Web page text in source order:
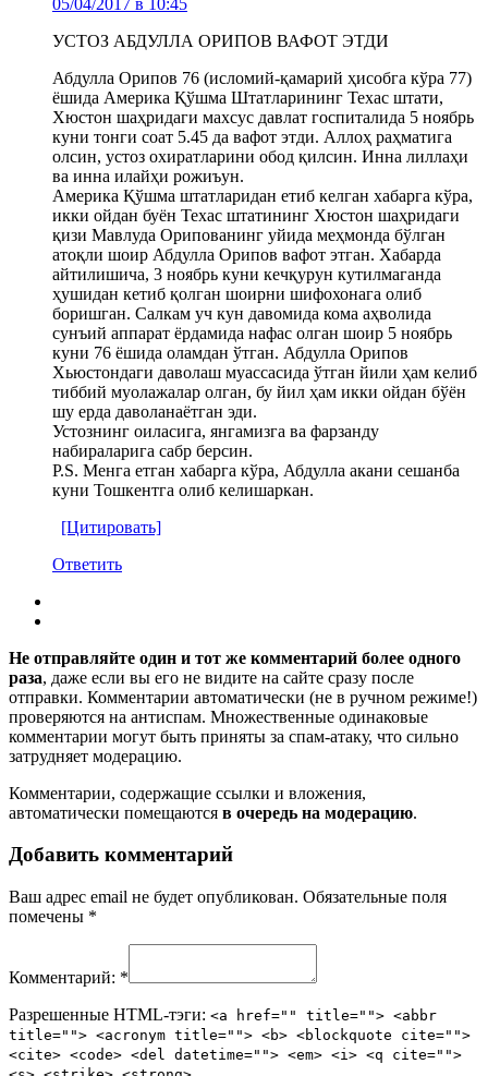
УСТОЗ АБДУЛЛА ОРИПОВ ВАФОТ ЭТДИ
Абдулла Орипов 76 (исломий-қамарий ҳисобга кўра 77)
ёшида Америка Қўшма Штатларининг Техас штати,
Хюстон шаҳридаги махсус давлат госпиталида 5 ноябрь
куни тонги соат 5.45 да вафот этди. Аллоҳ раҳматига
олсин, устоз охиратларини обод қилсин. Инна лиллаҳи
ва инна илайҳи рожиъун.
Америка Қўшма штатларидан етиб келган хабарга кўра,
икки ойдан буён Техас штатининг Хюстон шаҳридаги
қизи Мавлуда Орипованинг уйида меҳмонда бўлган
атоқли шоир Абдулла Орипов вафот этган. Хабарда
айтилишича, 3 ноябрь куни кечқурун кутилмаганда
ҳушидан кетиб қолган шоирни шифохонага олиб
боришган. Салкам уч кун давомида кома аҳволида
сунъий аппарат ёрдамида нафас олган шоир 5 ноябрь
куни 76 ёшида оламдан ўтган. Абдулла Орипов
Хьюстондаги даволаш муассасида ўтган йили ҳам келиб
тиббий муолажалар олган, бу йил ҳам икки ойдан бўён
шу ерда даволанаётган эди.
Устознинг оиласига, янгамизга ва фарзанду
набираларига сабр берсин.
Р.Ѕ. Менга етган хабарга кўра, Абдулла акани сешанба
куни Тошкентга олиб келишаркан.
[Цитировать]
Ответить
Не отправляйте один и тот же комментарий более одного
раза, даже если вы его не видите на сайте сразу после
отправки. Комментарии автоматически (не в ручном режиме!)
проверяются на антиспам. Множественные одинаковые
комментарии могут быть приняты за спам-атаку, что сильно
затрудняет модерацию.
Комментарии, содержащие ссылки и вложения,
автоматически помещаются в очередь на модерацию.
Добавить комментарий
Ваш адрес email не будет опубликован. Обязательные поля
помечены *
Комментарий: *
Разрешенные HTML-тэги: <a href="" title=""> <abbr
title=""> <acronym title=""> <b> <blockquote cite="">
<cite> <code> <del datetime=""> <em> <i> <q cite="">